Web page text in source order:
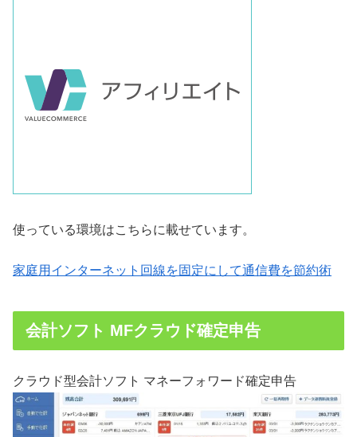
使っている環境はこちらに載せています。
家庭用インターネット回線を固定にして通信費を節約術
会計ソフト MFクラウド確定申告
クラウド型会計ソフト マネーフォワード確定申告